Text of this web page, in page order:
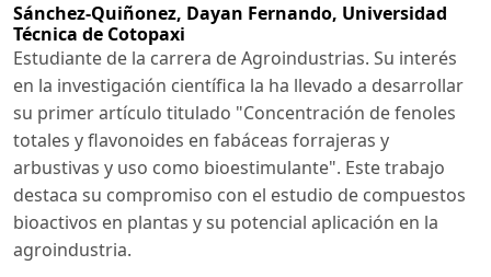
Sánchez-Quiñonez, Dayan Fernando, Universidad
Técnica de Cotopaxi
Estudiante de la carrera de Agroindustrias. Su interés
en la investigación científica la ha llevado a desarrollar
su primer artículo titulado "Concentración de fenoles
totales y flavonoides en fabáceas forrajeras y
arbustivas y uso como bioestimulante". Este trabajo
destaca su compromiso con el estudio de compuestos
bioactivos en plantas y su potencial aplicación en la
agroindustria.